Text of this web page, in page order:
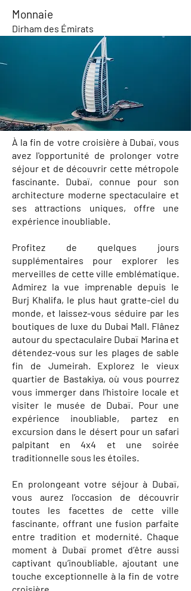
Monnaie
Dirham des Émirats
À la fin de votre croisière à Dubaï, vous
avez l'opportunité de prolonger votre
séjour et de découvrir cette métropole
fascinante. Dubaï, connue pour son
architecture moderne spectaculaire et
ses attractions uniques, offre une
expérience inoubliable.
Profitez de quelques jours
supplémentaires pour explorer les
merveilles de cette ville emblématique.
Admirez la vue imprenable depuis le
Burj Khalifa, le plus haut gratte-ciel du
monde, et laissez-vous séduire par les
boutiques de luxe du Dubai Mall. Flânez
autour du spectaculaire Dubaï Marina et
détendez-vous sur les plages de sable
fin de Jumeirah. Explorez le vieux
quartier de Bastakiya, où vous pourrez
vous immerger dans l’histoire locale et
visiter le musée de Dubaï. Pour une
expérience inoubliable, partez en
excursion dans le désert pour un safari
palpitant en 4x4 et une soirée
traditionnelle sous les étoiles.
En prolongeant votre séjour à Dubaï,
vous aurez l’occasion de découvrir
toutes les facettes de cette ville
fascinante, offrant une fusion parfaite
entre tradition et modernité. Chaque
moment à Dubaï promet d’être aussi
captivant qu’inoubliable, ajoutant une
touche exceptionnelle à la fin de votre